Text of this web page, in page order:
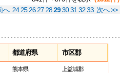
へ 24 25 26 27 28293031 3233 次へ >>
都道府県 市区郡
熊本県 上益城郡